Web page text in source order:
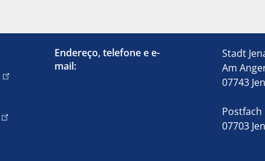
Endereço, telefone e e-
mail:
Stadt
Am
07743
Postfach
07703